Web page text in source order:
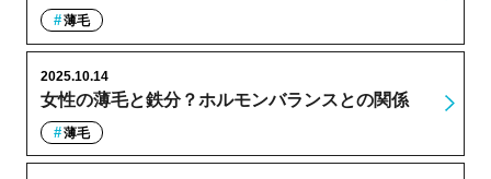
薄毛
女性の薄毛と鉄分？ホルモンバランスとの関係
2025.10.14
薄毛